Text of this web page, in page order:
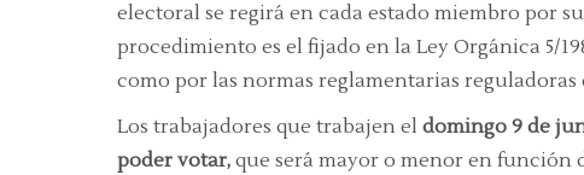
electoral se regirá en cada estado miembro por
procedimiento es el fijado en la Ley Orgánica 5/
como por las normas reglamentarias reguladoras
Los trabajadores que trabajen el domingo 9 de
poder votar, que será mayor o menor en función